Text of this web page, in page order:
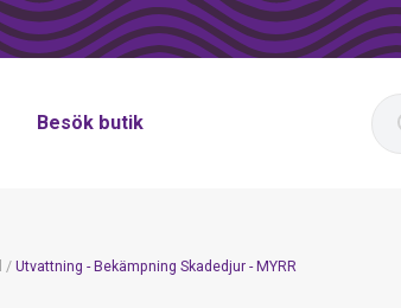
Besök butik
/ Utvattning - Bekämpning Skadedjur - MYRR